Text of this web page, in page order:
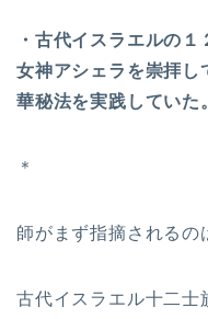
・古代イスラエルの
女神アシェラを崇拝し
華秘法を実践していた
＊
師がまず指摘されるの
古代イスラエル十二士